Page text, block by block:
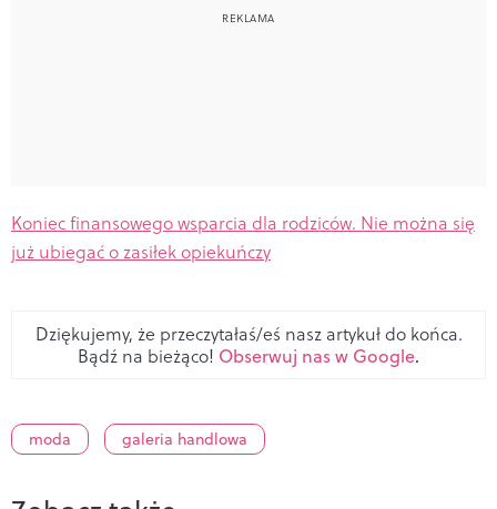
Koniec finansowego wsparcia dla rodziców. Nie można się
już ubiegać o zasiłek opiekuńczy
Dziękujemy, że przeczytałaś/eś nasz artykuł do końca.
Bądź na bieżąco! Obserwuj nas w Google.
moda galeria handlowa